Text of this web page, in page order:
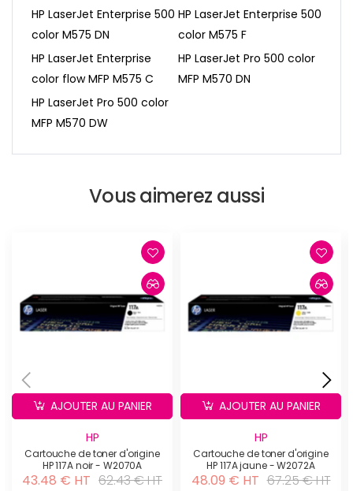
HP LaserJet Enterprise 500
color M575 DN
HP LaserJet Enterprise 500
color M575 F
HP LaserJet Enterprise
color flow MFP M575 C
HP LaserJet Pro 500 color
MFP M570 DN
HP LaserJet Pro 500 color
MFP M570 DW
Vous aimerez aussi
HP
Cartouche de toner d'origine
HP 117A noir - W2070A
43.48 € HT 62.43 € HT
AJOUTER AU PANIER
HP
Cartouche de toner d'origine
HP 117A jaune - W2072A
48.09 € HT 67.25 € HT
AJOUTER AU PANIER